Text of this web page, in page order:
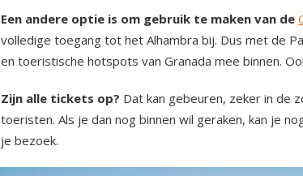
Een andere optie is om gebruik te maken van de
volledige toegang tot het Alhambra bij. Dus met de
en toeristische hotspots van Granada mee binnen.
Zijn alle tickets op? Dat kan gebeuren, zeker in de
toeristen. Als je dan nog binnen wil geraken, kan je
je bezoek.